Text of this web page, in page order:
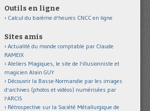
Outils en ligne
Calcul du barème d'heures CNCC en ligne
Sites amis
Actualité du monde comptable par Claude
RAMEIX
Ateliers Magiques, le site de l'illusionniste et
magicien Alain GUY
Découvrir la Basse-Normandie par les images
d'archives (photos et vidéos) numérisées par
l'ARCIS
Rétrospective sur la Société Métallurgique de